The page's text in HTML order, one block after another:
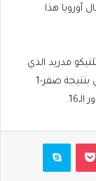
أوروبا هذا
مدريد الذي
يحاول تعويض خسارته ذهابا أمام إنتر ميلان الإيطالي بنتيجة صفر-1
بوكيت سكايب